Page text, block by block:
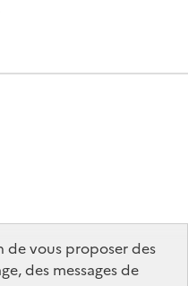
de vous proposer des
des messages de